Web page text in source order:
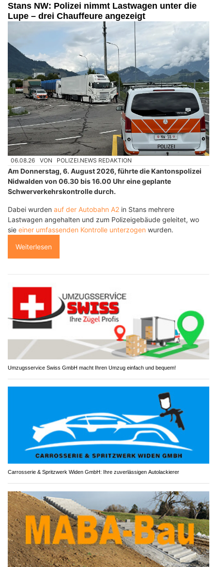
Stans NW: Polizei nimmt Lastwagen unter die
Lupe – drei Chauffeure angezeigt
06.08.26 VON POLIZEI.NEWS REDAKTION
Am Donnerstag, 6. August 2026, führte die Kantonspolizei
Nidwalden von 06.30 bis 16.00 Uhr eine geplante
Schwerverkehrskontrolle durch.
Dabei wurden auf der Autobahn A2 in Stans mehrere
Lastwagen angehalten und zum Polizeigebäude geleitet, wo
sie einer umfassenden Kontrolle unterzogen wurden.
Weiterlesen
Umzugsservice Swiss GmbH macht Ihren Umzug einfach und bequem!
Carrosserie & Spritzwerk Widen GmbH: Ihre zuverlässigen Autolackierer